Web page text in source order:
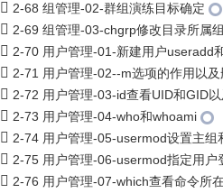
2-68 组管理-02-群组演练目标确定
2-69 组管理-03-chgrp修改目录所属
2-70 用户管理-01-新建用户useradd
2-71 用户管理-02--m选项的作用以
2-72 用户管理-03-id查看UID和GID
2-73 用户管理-04-who和whoami
2-74 用户管理-05-usermod设置主组
2-75 用户管理-06-usermod指定用户
2-76 用户管理-07-which查看命令所